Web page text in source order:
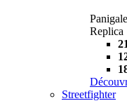
Replica
Streetfighter